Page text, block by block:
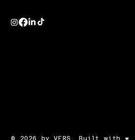
© 2026 by VERS. Built with ❤️